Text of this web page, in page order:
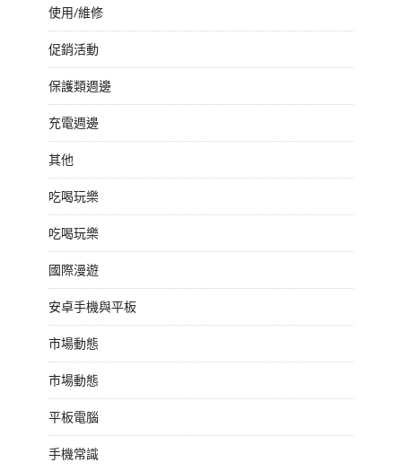
使用/維修
促銷活動
保護類週邊
充電週邊
其他
吃喝玩樂
吃喝玩樂
國際漫遊
安卓手機與平板
市場動態
市場動態
平板電腦
手機常識